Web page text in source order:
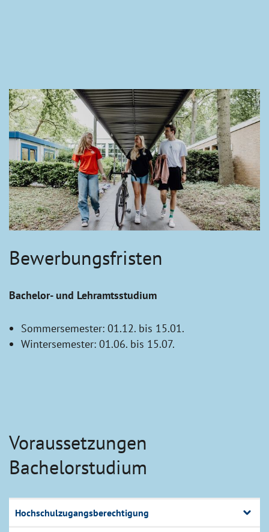
Bewerbungsfristen
Bachelor- und Lehramtsstudium
Sommersemester: 01.12. bis 15.01.
Wintersemester: 01.06. bis 15.07.
Voraussetzungen
Bachelorstudium
Hochschulzugangsberechtigung